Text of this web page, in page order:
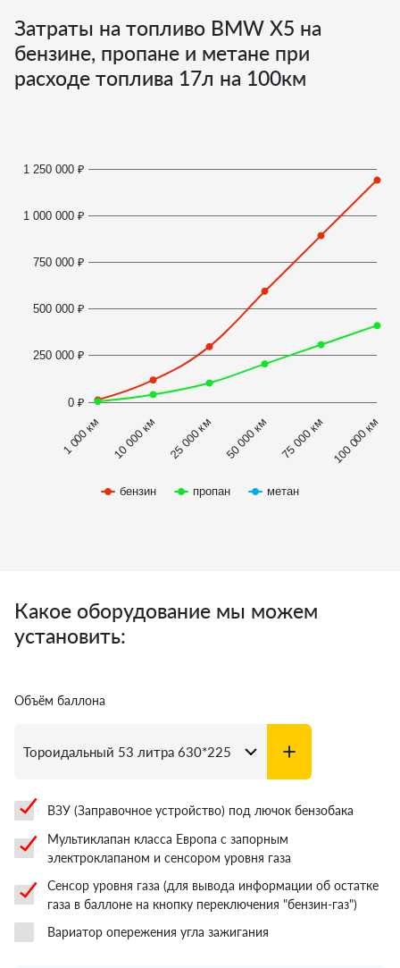
Затраты на топливо BMW X5 на
бензине, пропане и метане при
расходе топлива 17л на 100км
бензин пропан метан
1 000 км 10 000 км 25 000 км 50 000 км 75 000 км 100 000 км
0 ₽
250 000 ₽
500 000 ₽
750 000 ₽
1 000 000 ₽
1 250 000 ₽
Какое оборудование мы можем
установить:
Объём баллона
ВЗУ (Заправочное устройство) под лючок бензобака
Мультиклапан класса Европа с запорным
электроклапаном и сенсором уровня газа
Сенсор уровня газа (для вывода информации об остатке
газа в баллоне на кнопку переключения "бензин-газ")
Вариатор опережения угла зажигания